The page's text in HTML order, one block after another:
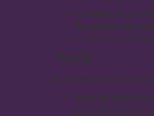
“Os bebês devem
“Se um bebê não
indicativo de
Teoria
As teorias sobre o sono
Teoria da Maturação
ciclos de sono mais